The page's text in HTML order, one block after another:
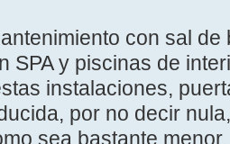
con sal de
SPA y piscinas de
instalaciones,
por no decir
sea bastante